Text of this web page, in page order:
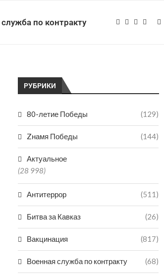
по контракту
РУБРИКИ
80-летие Победы (129)
Zнамя Победы (144)
Актуальное
(28 998)
Антитеррор (511)
Битва за Кавказ (26)
Вакцинация (817)
Военная служба по контракту (68)